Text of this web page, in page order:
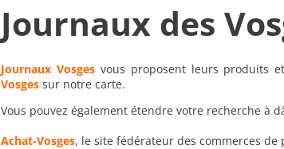
Journaux des
Journaux Vosgesvous proposent leurs produits et
Vosges sur notre carte.
Vous pouvez également étendre votre recherche à
Achat-Vosges, le site fédérateur des commerces de